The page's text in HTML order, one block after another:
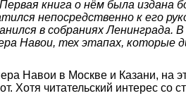
книга о нём была издана
непосредственно к его
в собраниях
Навои, тех этапах,
Навои в Москве и Казани,
Хотя читательский интерес